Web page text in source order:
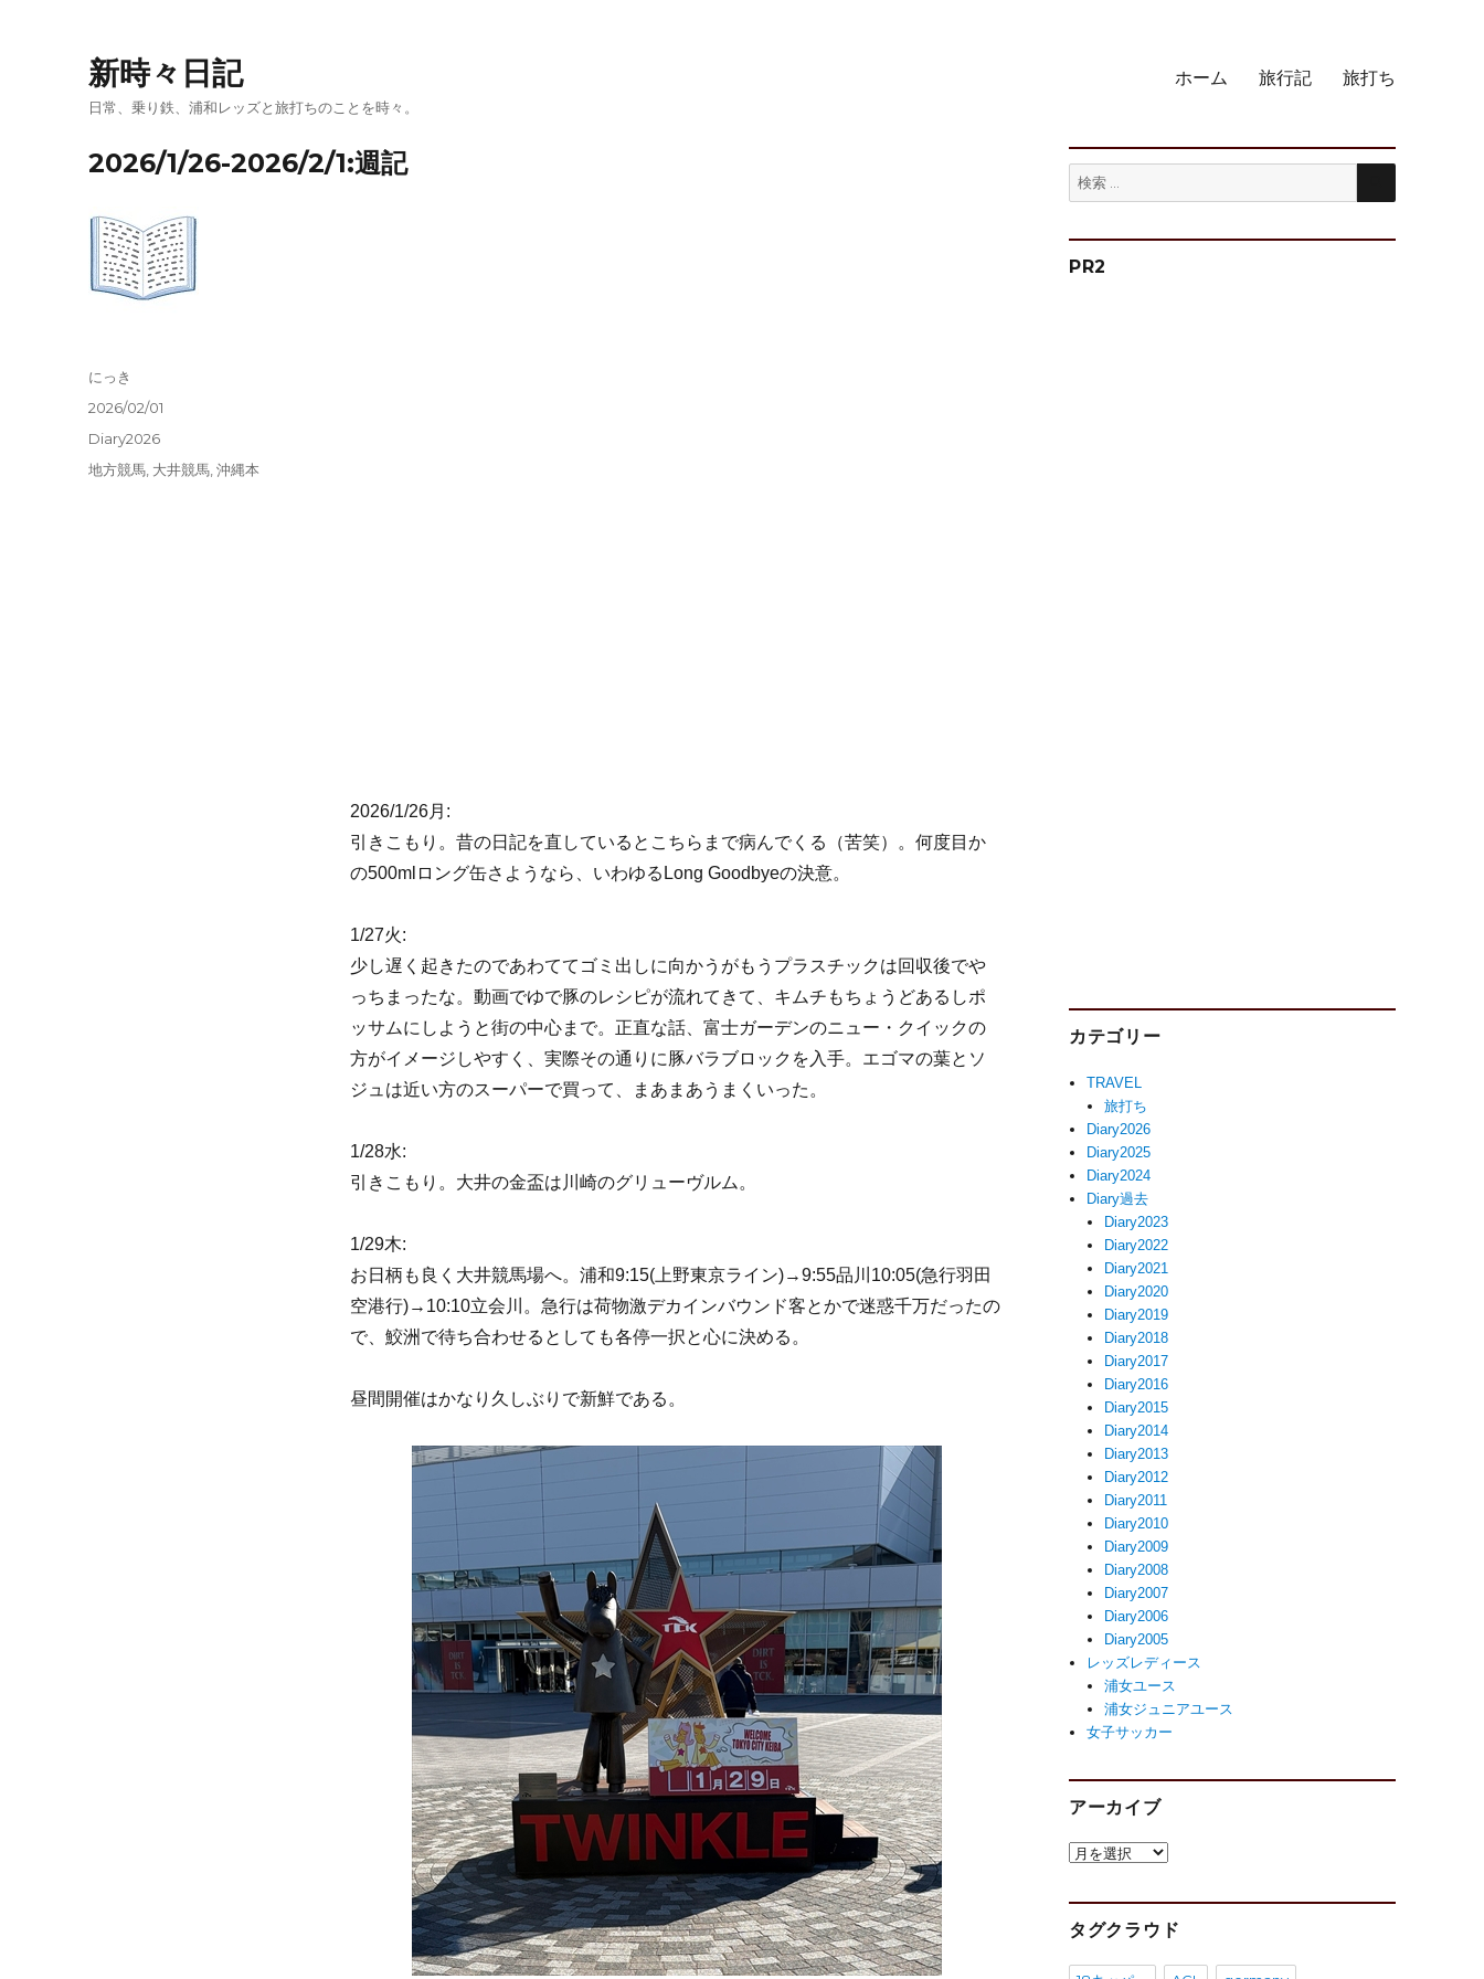
新時々日記
日常、乗り鉄、浦和レッズと旅打ちのことを時々。
ホーム 旅行記 旅打ち
2026/1/26-2026/2/1:週記
2026/1/26月:
引きこもり。昔の日記を直しているとこちらまで病んでくる（苦笑）。何度目か
の500mlロング缶さようなら、いわゆるLong Goodbyeの決意。
1/27火:
少し遅く起きたのであわててゴミ出しに向かうがもうプラスチックは回収後でや
っちまったな。動画でゆで豚のレシピが流れてきて、キムチもちょうどあるしポ
ッサムにしようと街の中心まで。正直な話、富士ガーデンのニュー・クイックの
方がイメージしやすく、実際その通りに豚バラブロックを入手。エゴマの葉とソ
ジュは近い方のスーパーで買って、まあまあうまくいった。
1/28水:
引きこもり。大井の金盃は川崎のグリューヴルム。
1/29木:
お日柄も良く大井競馬場へ。浦和9:15(上野東京ライン)→9:55品川10:05(急行羽田
空港行)→10:10立会川。急行は荷物激デカインバウンド客とかで迷惑千万だったの
で、鮫洲で待ち合わせるとしても各停一択と心に決める。
昼間開催はかなり久しぶりで新鮮である。
投
にっき
投
稿
2026/02/01
カ
テ
Diary2026
タ
地方競馬 大井競馬 ,沖縄本
検
索:
検
PR2
カテゴリー
TRAVEL
旅打ち
Diary2026
Diary2025
Diary2024
Diary過去
Diary2023
Diary2022
Diary2021
Diary2020
Diary2019
Diary2018
Diary2017
Diary2016
Diary2015
Diary2014
Diary2013
Diary2012
Diary2011
Diary2010
Diary2009
Diary2008
Diary2007
Diary2006
Diary2005
レッズレディース
浦女ユース
浦女ジュニアユース
女子サッカー
アーカイブ
ア
カ
イ
タグクラウド